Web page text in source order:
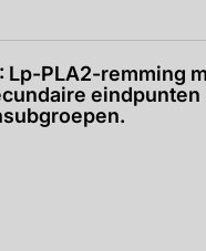
Lp-PLA2-remming